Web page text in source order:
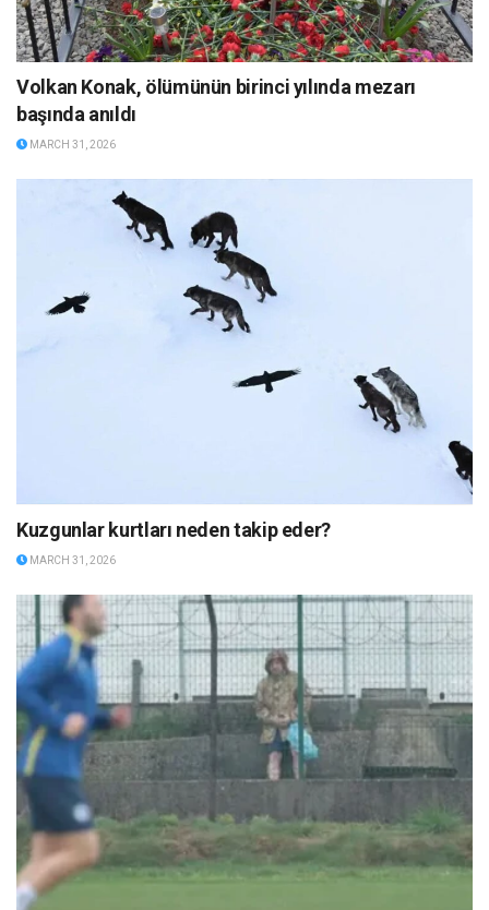
Volkan Konak, ölümünün birinci yılında mezarı
başında anıldı
MARCH 31, 2026
Kuzgunlar kurtları neden takip eder?
MARCH 31, 2026